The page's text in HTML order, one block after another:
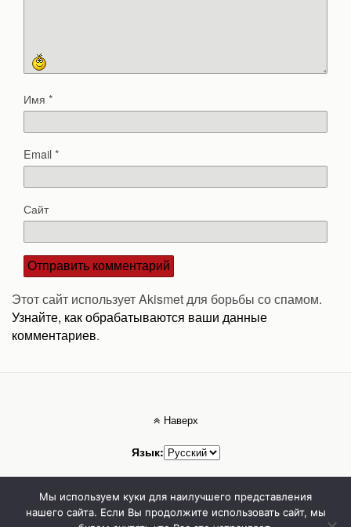
Имя *
Email*
Сайт
Этот сайт использует Akismet для борьбы со спамом.
Узнайте, как обрабатываются ваши данные
комментариев.
Наверх
Язык:
Мобильн. Компьютерная
Мы используем куки для наилучшего представления
нашего сайта. Если Вы продолжите использовать сайт, мы